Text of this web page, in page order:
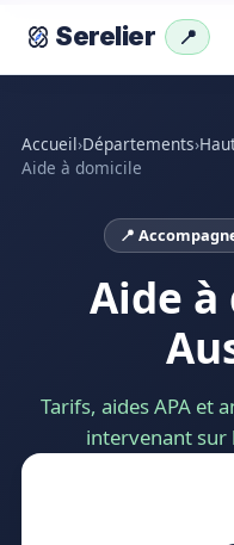
Serelier 📍
Accueil›Départements›
Aide à domicile
📍
Aide
Tarifs, aides APA et
intervenant sur